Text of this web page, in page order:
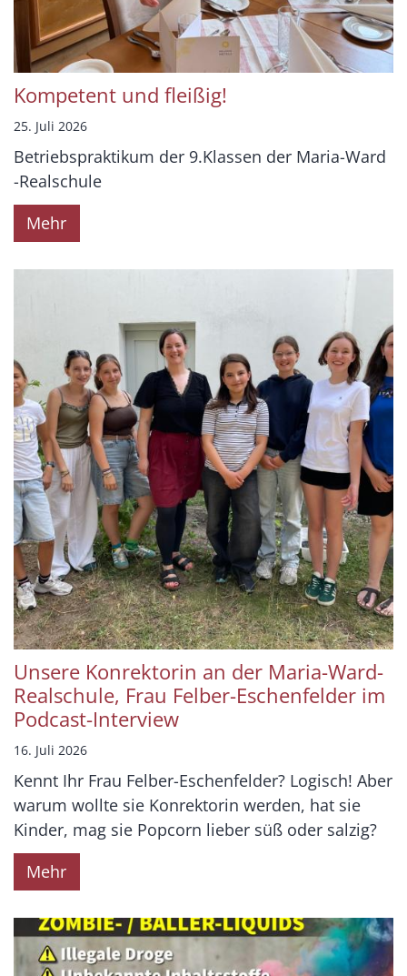
Kompetent und fleißig!
25. Juli 2026
Betriebspraktikum der 9.Klassen der Maria-Ward
-Realschule
Mehr
Unsere Konrektorin an der Maria-Ward-
Realschule, Frau Felber-Eschenfelder im
Podcast-Interview
16. Juli 2026
Kennt Ihr Frau Felber-Eschenfelder? Logisch! Aber
warum wollte sie Konrektorin werden, hat sie
Kinder, mag sie Popcorn lieber süß oder salzig?
Mehr